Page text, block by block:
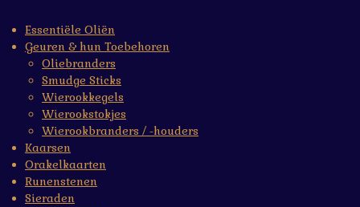
Essentiële Oliën
Geuren & hun Toebehoren
Oliebranders
Smudge Sticks
Wierookkegels
Wierookstokjes
Wierookbranders / -houders
Kaarsen
Orakelkaarten
Runenstenen
Sieraden